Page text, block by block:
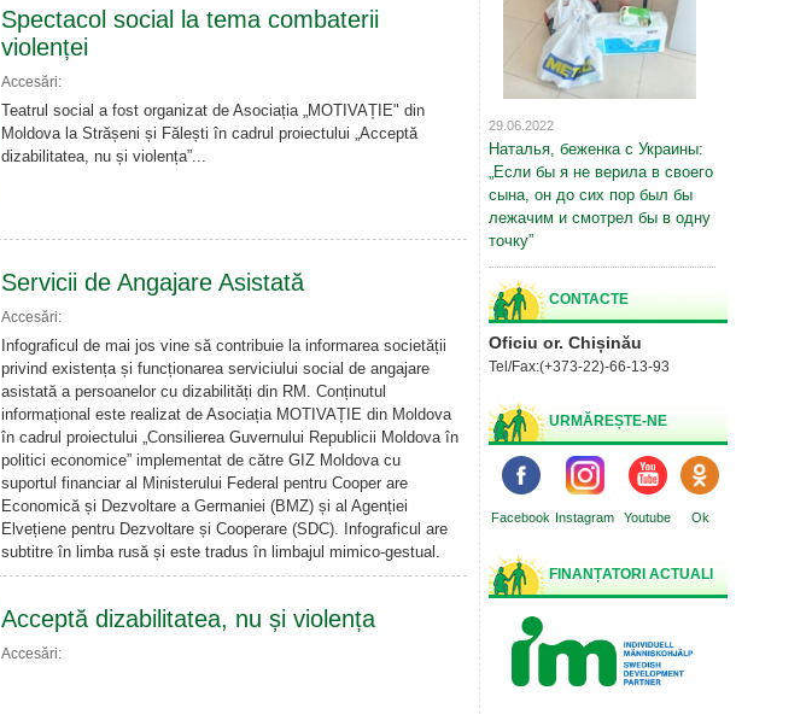
Spectacol social la tema combaterii
violenței
Accesări:
Teatrul social a fost organizat de Asociația „MOTIVAȚIE" din
Moldova la Strășeni și Fălești în cadrul proiectului „Acceptă
dizabilitatea, nu și violența”...
Servicii de Angajare Asistată
Accesări:
Infograficul de mai jos vine să contribuie la informarea societății
privind existența și funcționarea serviciului social de angajare
asistată a persoanelor cu dizabilități din RM. Conținutul
informațional este realizat de Asociația MOTIVAȚIE din Moldova
în cadrul proiectului „Consilierea Guvernului Republicii Moldova în
politici economice” implementat de către GIZ Moldova cu
suportul financiar al Ministerului Federal pentru Cooper are
Economică și Dezvoltare a Germaniei (BMZ) și al Agenției
Elvețiene pentru Dezvoltare și Cooperare (SDC). Infograficul are
subtitre în limba rusă și este tradus în limbajul mimico-gestual.
Acceptă dizabilitatea, nu și violența
Accesări:
29.06.2022
Наталья, беженка с Украины:
„Если бы я не верила в своего
сына, он до сих пор был бы
лежачим и смотрел бы в одну
точку”
CONTACTE
Oficiu or. Chișinău
Tel/Fax:(+373-22)-66-13-93
URMĂREȘTE-NE
Facebook Instagram Youtube Ok
FINANȚATORI ACTUALI